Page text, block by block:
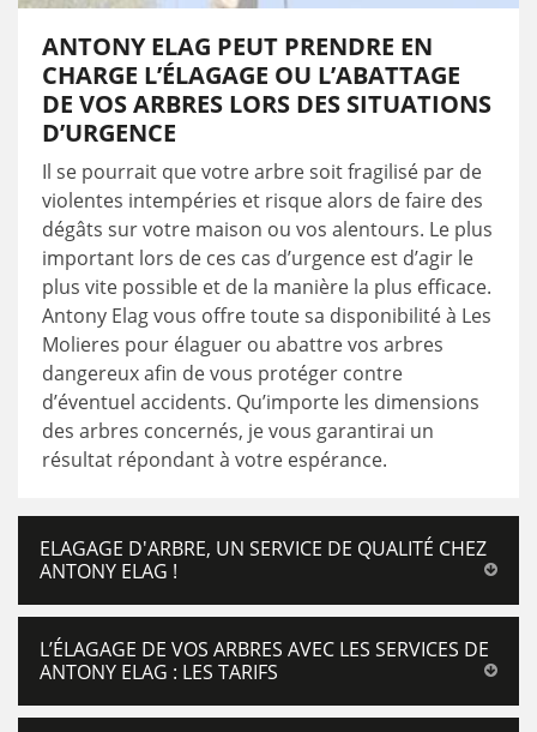
ANTONY ELAG PEUT PRENDRE EN
CHARGE L’ÉLAGAGE OU L’ABATTAGE
DE VOS ARBRES LORS DES SITUATIONS
D’URGENCE
Il se pourrait que votre arbre soit fragilisé par de
violentes intempéries et risque alors de faire des
dégâts sur votre maison ou vos alentours. Le plus
important lors de ces cas d’urgence est d’agir le
plus vite possible et de la manière la plus efficace.
Antony Elag vous offre toute sa disponibilité à Les
Molieres pour élaguer ou abattre vos arbres
dangereux afin de vous protéger contre
d’éventuel accidents. Qu’importe les dimensions
des arbres concernés, je vous garantirai un
résultat répondant à votre espérance.
ELAGAGE D'ARBRE, UN SERVICE DE QUALITÉ CHEZ
ANTONY ELAG !
L’ÉLAGAGE DE VOS ARBRES AVEC LES SERVICES DE
ANTONY ELAG : LES TARIFS